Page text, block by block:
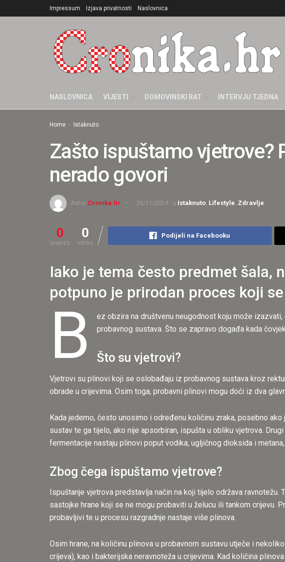
Impressum Izjava privatnosti Naslovnica
NASLOVNICA VIJESTI DOMOVINSKI RAT INTERVJU TJEDNA
Home Istaknuto
Zašto ispuštamo vjetrove?
nerado govori
Autor Cronika.hr 26/11/2024 u Istaknuto Lifestyle Zdravlje
0
SHARES
0
VIEWS
Podijeli na Facebooku
Iako je tema često predmet šala,
potpuno je prirodan proces koji
B
ez obzira na društvenu neugodnost koju može
probavnog sustava. Što se zapravo događa kada
Što su vjetrovi?
Vjetrovi su plinovi koji se oslobađaju iz probavnog sustava kroz
obrade u crijevima. Osim toga, probavni plinovi mogu doći iz dva
Kada jedemo, često unosimo i određenu količinu zraka, posebno
sustav te ga tijelo, ako nije apsorbiran, ispušta u obliku vjetrova.
fermentacije nastaju plinovi poput vodika, ugljičnog dioksida i
Zbog čega ispuštamo vjetrove?
Ispuštanje vjetrova predstavlja način na koji tijelo održava
sastojke hrane koji se ne mogu probaviti u želucu ili tankom crijevu.
probavljivi te u procesu razgradnje nastaje više plinova.
Osim hrane, na količinu plinova u probavnom sustavu utječe i
crijeva), kao i bakterijska neravnoteža u crijevima. Kad količina